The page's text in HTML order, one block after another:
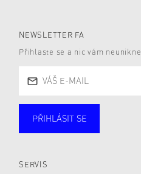
NEWSLETTER FA
Přihlaste se a nic vám neunikne.
PŘIHLÁSIT SE
SERVIS